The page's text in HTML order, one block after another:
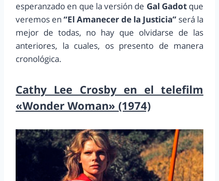
esperanzado en que la versión de Gal Gadot que
veremos en “El Amanecer de la Justicia” será la
mejor de todas, no hay que olvidarse de las
anteriores, la cuales, os presento de manera
cronológica.
Cathy Lee Crosby en el telefilm
«Wonder Woman» (1974)